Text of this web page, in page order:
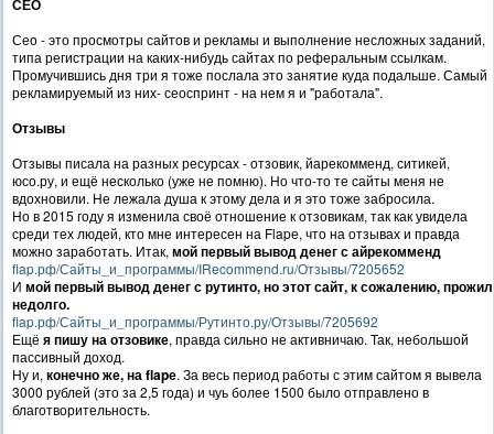
СЕО
Сео - это просмотры сайтов и рекламы и выполнение несложных заданий,
типа регистрации на каких-нибудь сайтах по реферальным ссылкам.
Промучившись дня три я тоже послала это занятие куда подальше. Самый
рекламируемый из них- сеоспринт - на нем я и "работала".
Отзывы
Отзывы писала на разных ресурсах - отзовик, йарекомменд, ситикей,
юсо.ру, и ещё несколько (уже не помню). Но что-то те сайты меня не
вдохновили. Не лежала душа к этому дела и я это тоже забросила.
Но в 2015 году я изменила своё отношение к отзовикам, так как увидела
среди тех людей, кто мне интересен на Flapе, что на отзывах и правда
можно заработать. Итак, мой первый вывод денег с айрекомменд
flap.рф/Сайты_и_программы/IRecommend.ru/Отзывы/7205652
И мой первый вывод денег с рутинто, но этот сайт, к сожалению, прожил
недолго.
flap.рф/Сайты_и_программы/Рутинто.ру/Отзывы/7205692
Ещё я пишу на отзовике, правда сильно не активничаю. Так, небольшой
пассивный доход.
Ну и, конечно же, на flapе. За весь период работы с этим сайтом я вывела
3000 рублей (это за 2,5 года) и чуь более 1500 было отправлено в
благотворительность.